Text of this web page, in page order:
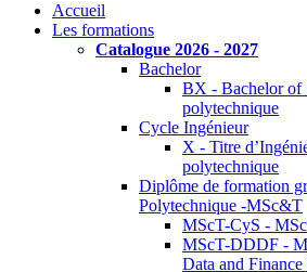
Accueil
Les formations
Catalogue 2026 - 2027
Bachelor
BX - Bachelor of
polytechnique
Cycle Ingénieur
X - Titre
polytechnique
Diplôme de formation
Polytechnique -MSc&T
MScT-CyS -
MScT-DDDF -
Data and